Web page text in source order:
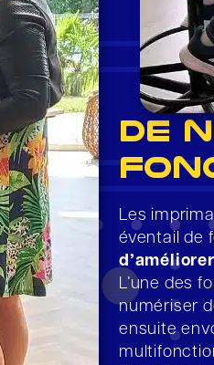
De
Les
éventail de
L’une des
numériser
ensuite